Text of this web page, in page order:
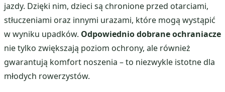
jazdy. Dzięki nim, dzieci są chronione przed otarciami,
stłuczeniami oraz innymi urazami, które mogą wystąpić
w wyniku upadków. Odpowiednio dobrane ochraniacze
nie tylko zwiększają poziom ochrony, ale również
gwarantują komfort noszenia – to niezwykle istotne dla
młodych rowerzystów.